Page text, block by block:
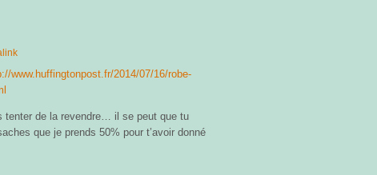
www.huffingtonpost.fr/2014/07/16/robe-
tenter de la revendre… il se peut que tu
que je prends 50% pour t’avoir donné